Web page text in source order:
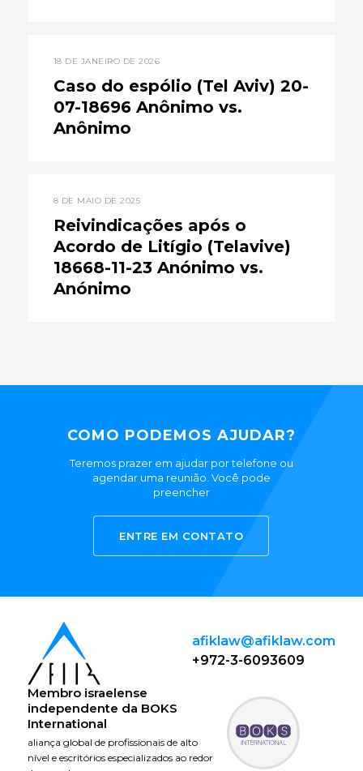
18 DE JANEIRO DE 2026
Caso do espólio (Tel Aviv) 20-
07-18696 Anônimo vs.
Anônimo
8 DE MAIO DE 2025
Reivindicações após o
Acordo de Litígio (Telavive)
18668-11-23 Anónimo vs.
Anónimo
COMO PODEMOS AJUDAR?
Teremos prazer em ajudar por telefone ou
agendar uma reunião. Você pode
preencher
ENTRE EM CONTATO
afiklaw@afiklaw.com
+972-3-6093609
Membro israelense
independente da BOKS
International
aliança global de profissionais de alto
nível e escritórios especializados ao redor